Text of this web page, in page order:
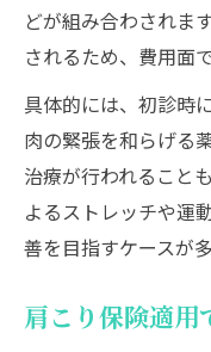
どが組み合わされま
されるため、費用面
具体的には、初診時
肉の緊張を和らげる
治療が行われること
よるストレッチや運
善を目指すケースが多
肩こり保険適用